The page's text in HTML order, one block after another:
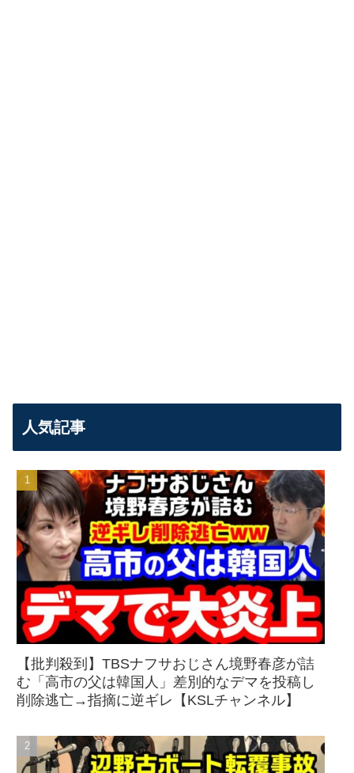
人気記事
【批判殺到】TBSナフサおじさん境野春彦が詰
む「高市の父は韓国人」差別的なデマを投稿し
削除逃亡→指摘に逆ギレ【KSLチャンネル】